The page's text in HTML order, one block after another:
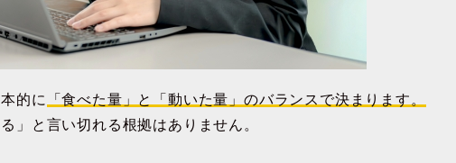
的に
「食べた量」と「動いた量」のバランスで決まります。
」と言い切れる根拠はありません。